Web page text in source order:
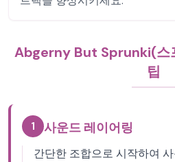
Abgerny But Sprunki(스
팁
1 사운드 레이어링
간단한 조합으로 시작하여